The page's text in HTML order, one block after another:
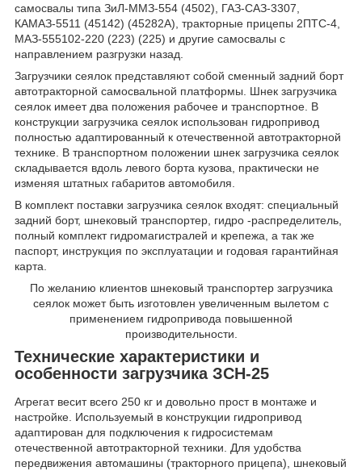
самосвалы типа ЗиЛ-ММЗ-554 (4502), ГАЗ-САЗ-3307,
КАМАЗ-5511 (45142) (45282А), тракторные прицепы 2ПТС-4,
МАЗ-555102-220 (223) (225) и другие самосвалы с
направлением разгрузки назад.
Загрузчики сеялок представляют собой сменный задний борт
автотракторной самосвальной платформы. Шнек загрузчика
сеялок имеет два положения рабочее и транспортное. В
конструкции загрузчика сеялок использован гидропривод
полностью адаптированный к отечественной автотракторной
технике. В транспортном положении шнек загрузчика сеялок
складывается вдоль левого борта кузова, практически не
изменяя штатных габаритов автомобиля.
В комплект поставки загрузчика сеялок входят: специальный
задний борт, шнековый транспортер, гидро -распределитель,
полный комплект гидромагистралей и крепежа, а так же
паспорт, инструкция по эксплуатации и годовая гарантийная
карта.
По желанию клиентов шнековый транспортер загрузчика
сеялок может быть изготовлен увеличенным вылетом с
применением гидропривода повышенной
производительности.
Технические характеристики и
особенности загрузчика ЗСН-25
Агрегат весит всего 250 кг и довольно прост в монтаже и
настройке. Используемый в конструкции гидропривод
адаптирован для подключения к гидросистемам
отечественной автотракторной техники. Для удобства
передвижения автомашины (тракторного прицепа), шнековый